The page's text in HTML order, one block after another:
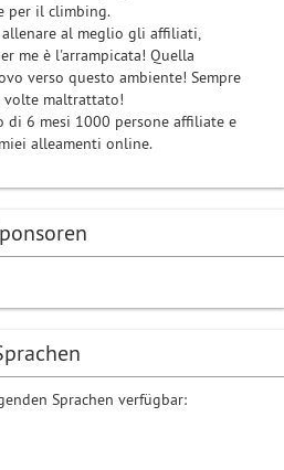
per il climbing.
al meglio gli affiliati,
me è l'arrampicata! Quella
verso questo ambiente! Sempre
volte maltrattato!
di 6 mesi 1000 persone affiliate e
alleamenti online.
Sprachen verfügbar: